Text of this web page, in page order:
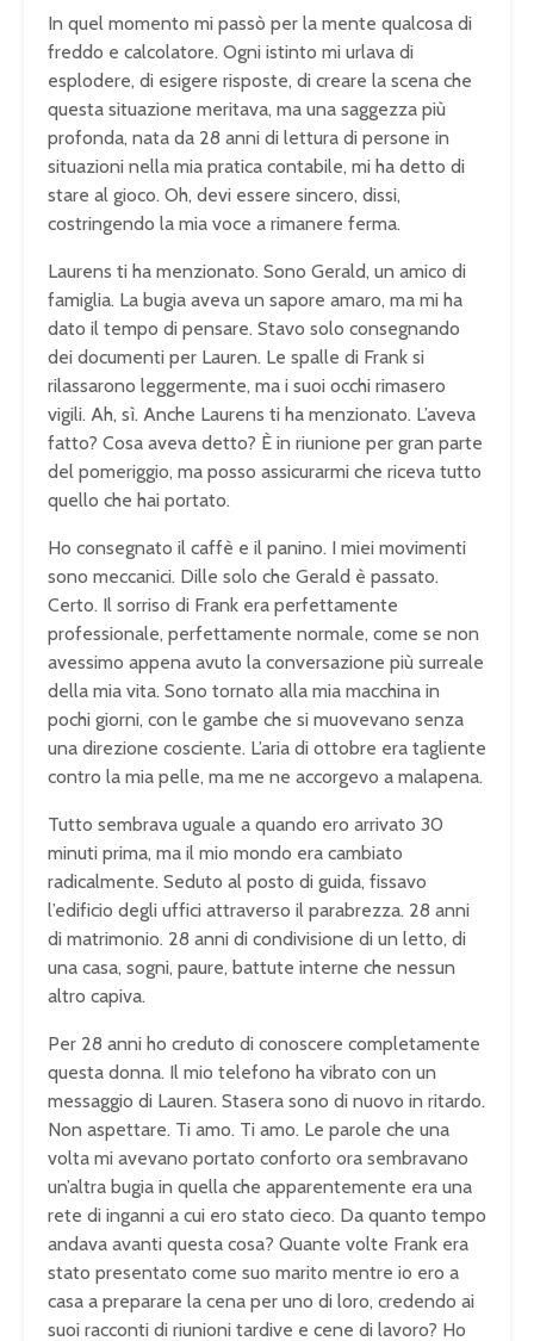
In quel momento mi passò per la mente qualcosa di
freddo e calcolatore. Ogni istinto mi urlava di
esplodere, di esigere risposte, di creare la scena che
questa situazione meritava, ma una saggezza più
profonda, nata da 28 anni di lettura di persone in
situazioni nella mia pratica contabile, mi ha detto di
stare al gioco. Oh, devi essere sincero, dissi,
costringendo la mia voce a rimanere ferma.
Laurens ti ha menzionato. Sono Gerald, un amico di
famiglia. La bugia aveva un sapore amaro, ma mi ha
dato il tempo di pensare. Stavo solo consegnando
dei documenti per Lauren. Le spalle di Frank si
rilassarono leggermente, ma i suoi occhi rimasero
vigili. Ah, sì. Anche Laurens ti ha menzionato. L’aveva
fatto? Cosa aveva detto? È in riunione per gran parte
del pomeriggio, ma posso assicurarmi che riceva tutto
quello che hai portato.
Ho consegnato il caffè e il panino. I miei movimenti
sono meccanici. Dille solo che Gerald è passato.
Certo. Il sorriso di Frank era perfettamente
professionale, perfettamente normale, come se non
avessimo appena avuto la conversazione più surreale
della mia vita. Sono tornato alla mia macchina in
pochi giorni, con le gambe che si muovevano senza
una direzione cosciente. L’aria di ottobre era tagliente
contro la mia pelle, ma me ne accorgevo a malapena.
Tutto sembrava uguale a quando ero arrivato 30
minuti prima, ma il mio mondo era cambiato
radicalmente. Seduto al posto di guida, fissavo
l’edificio degli uffici attraverso il parabrezza. 28 anni
di matrimonio. 28 anni di condivisione di un letto, di
una casa, sogni, paure, battute interne che nessun
altro capiva.
Per 28 anni ho creduto di conoscere completamente
questa donna. Il mio telefono ha vibrato con un
messaggio di Lauren. Stasera sono di nuovo in ritardo.
Non aspettare. Ti amo. Ti amo. Le parole che una
volta mi avevano portato conforto ora sembravano
un’altra bugia in quella che apparentemente era una
rete di inganni a cui ero stato cieco. Da quanto tempo
andava avanti questa cosa? Quante volte Frank era
stato presentato come suo marito mentre io ero a
casa a preparare la cena per uno di loro, credendo ai
suoi racconti di riunioni tardive e cene di lavoro? Ho